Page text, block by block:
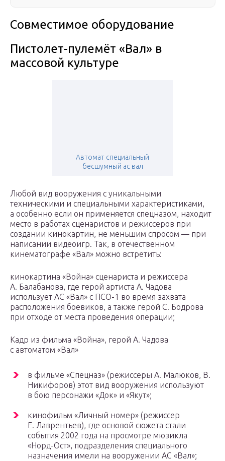
Совместимое оборудование
Пистолет-пулемёт «Вал» в
массовой культуре
Автомат специальный
бесшумный ас вал
Любой вид вооружения с уникальными
техническими и специальными характеристиками,
а особенно если он применяется спецназом, находит
место в работах сценаристов и режиссеров при
создании кинокартин, не меньшим спросом — при
написании видеоигр. Так, в отечественном
кинематографе «Вал» можно встретить:
кинокартина «Война» сценариста и режиссера
А. Балабанова, где герой артиста А. Чадова
использует АС «Вал» с ПСО-1 во время захвата
расположения боевиков, а также герой С. Бодрова
при отходе от места проведения операции;
Кадр из фильма «Война», герой А. Чадова
с автоматом «Вал»
в фильме «Спецназ» (режиссеры А. Малюков, В.
Никифоров) этот вид вооружения используют
в бою персонажи «Док» и «Якут»;
кинофильм «Личный номер» (режиссер
Е. Лаврентьев), где основой сюжета стали
события 2002 года на просмотре мюзикла
«Норд-Ост», подразделения специального
назначения имели на вооружении АС «Вал»;